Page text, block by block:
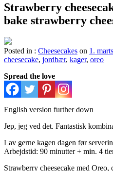
Strawberry
bake strawberry
Posted in : Cheesecakes on 1.
cheesecake, jordbær, kager, oreo
Spread the love
English version further down
Jep, jeg ved det. Fantastisk
Lav gerne kagen dagen før
Arbejdstid: 90 minutter + min. 4
Strawberry cheesecake med Oreo,